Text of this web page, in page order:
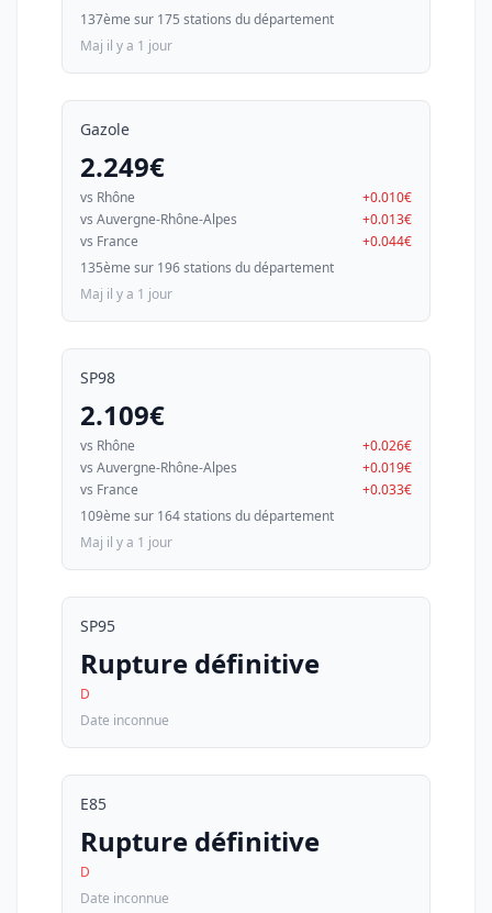
137ème sur 175 stations du département
Maj il y a 1 jour
Gazole
2.249€
vs Rhône
+0.010€
vs Auvergne-Rhône-Alpes
+0.013€
vs France
+0.044€
135ème sur 196 stations du département
Maj il y a 1 jour
SP98
2.109€
vs Rhône
+0.026€
vs Auvergne-Rhône-Alpes
+0.019€
vs France
+0.033€
109ème sur 164 stations du département
Maj il y a 1 jour
SP95
Rupture définitive
D
Date inconnue
E85
Rupture définitive
D
Date inconnue